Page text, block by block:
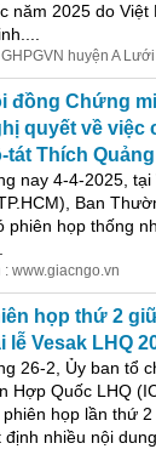
năm 2025 do
huyện A
đồng Chứng
quyết về việc
tát Thích
nay 4-4-2025,
Ban
phiên họp thống
www.giacngo.vn
họp thứ 2
lễ Vesak LHQ
26-2, Ủy ban tổ
Hợp Quốc LHQ
họp lần thứ
nhiều nội